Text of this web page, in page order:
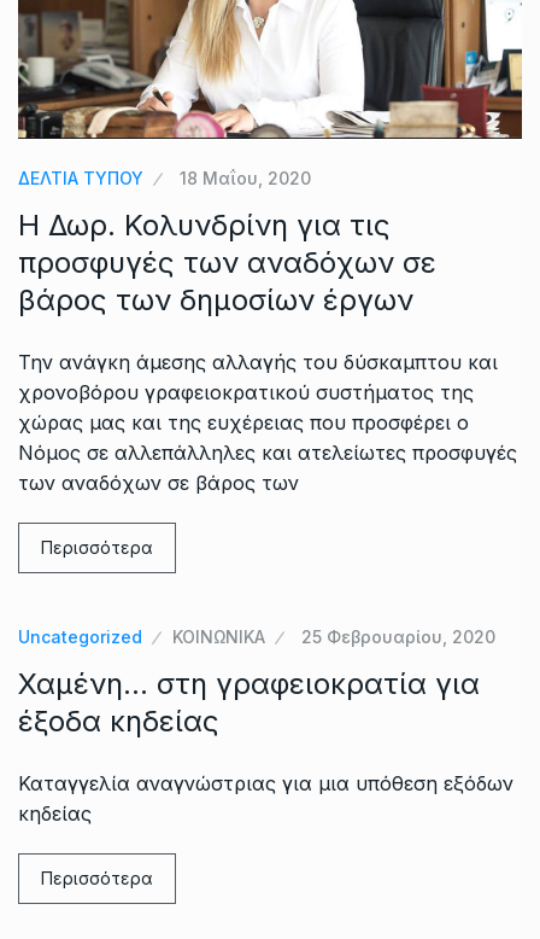
ΔΕΛΤΙΑ ΤΥΠΟΥ 18 Μαΐου, 2020
Η Δωρ. Κολυνδρίνη για τις
προσφυγές των αναδόχων σε
βάρος των δημοσίων έργων
Την ανάγκη άμεσης αλλαγής του δύσκαμπτου και
χρονοβόρου γραφειοκρατικού συστήματος της
χώρας μας και της ευχέρειας που προσφέρει ο
Νόμος σε αλλεπάλληλες και ατελείωτες προσφυγές
των αναδόχων σε βάρος των
Περισσότερα
Uncategorized ΚΟΙΝΩΝΙΚΑ 25 Φεβρουαρίου, 2020
Χαμένη… στη γραφειοκρατία για
έξοδα κηδείας
Καταγγελία αναγνώστριας για μια υπόθεση εξόδων
κηδείας
Περισσότερα